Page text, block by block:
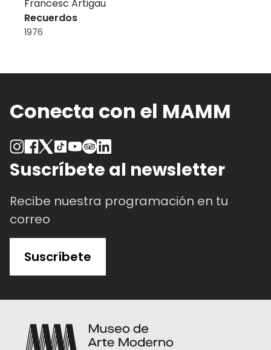
Francesc Artigau
Recuerdos
1976
Conecta con el MAMM
Suscríbete al newsletter
Recibe nuestra programación en tu
correo
Suscríbete